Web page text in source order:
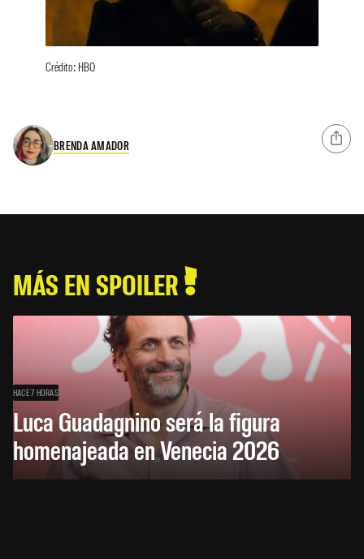
Crédito: HBO
BRENDA AMADOR
MÁS EN SPOILER
HACE 7 HORAS
Luca Guadagnino será la figura
homenajeada en Venecia 2026